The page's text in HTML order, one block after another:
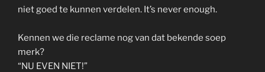
niet goed te kunnen verdelen. It’s never enough.
Kennen we die reclame nog van dat bekende soep
merk?
“NU EVEN NIET!”